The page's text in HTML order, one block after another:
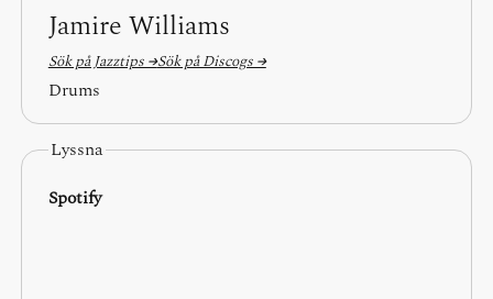
Jamire Williams
Sök på Jazztips →Sök på Discogs →
Drums
Lyssna
Spotify